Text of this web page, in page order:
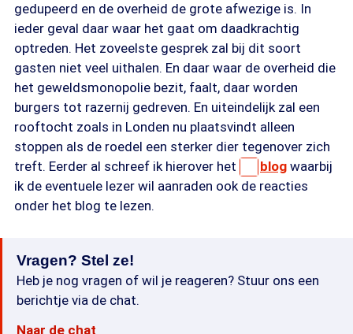
gedupeerd en de overheid de grote afwezige is. In
ieder geval daar waar het gaat om daadkrachtig
optreden. Het zoveelste gesprek zal bij dit soort
gasten niet veel uithalen. En daar waar de overheid die
het geweldsmonopolie bezit, faalt, daar worden
burgers tot razernij gedreven. En uiteindelijk zal een
rooftocht zoals in Londen nu plaatsvindt alleen
stoppen als de roedel een sterker dier tegenover zich
treft. Eerder al schreef ik hierover het
blog waarbij
ik de eventuele lezer wil aanraden ook de reacties
onder het blog te lezen.
Vragen? Stel ze!
Heb je nog vragen of wil je reageren? Stuur ons een
berichtje via de chat.
Naar de chat